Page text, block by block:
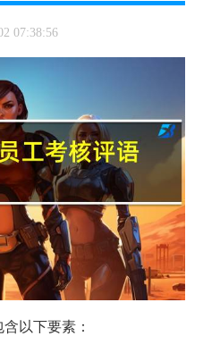
07:38:56
以下要素：